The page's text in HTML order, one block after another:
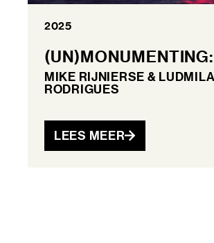
2025
MIKE RIJNIERSE & LUDMILA
RODRIGUES
LEES MEER